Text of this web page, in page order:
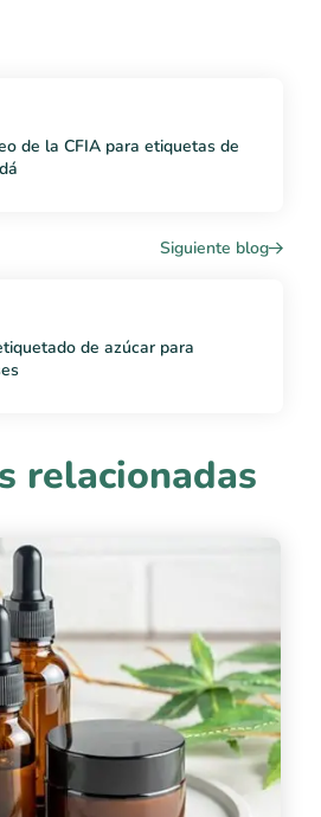
de la CFIA para etiquetas de
Siguiente blog
de azúcar para
relacionadas